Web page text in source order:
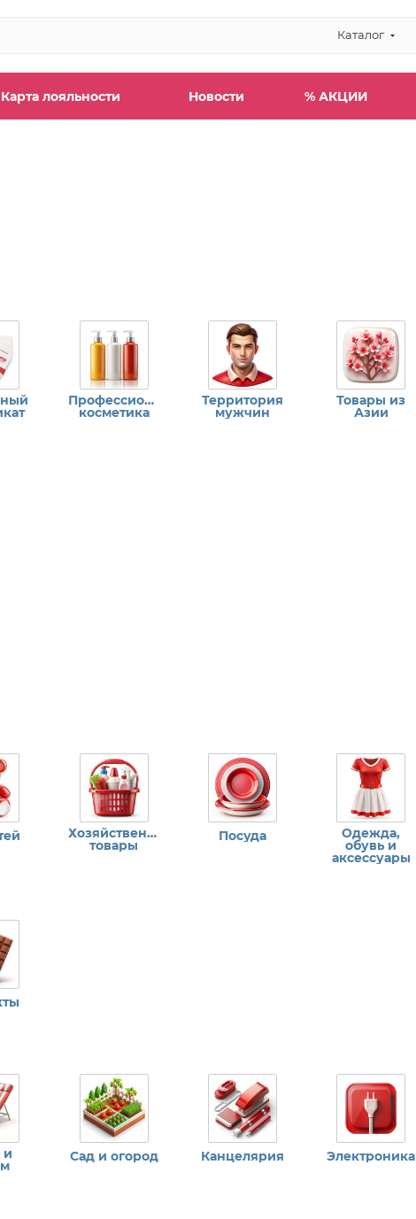
Каталог
Карта лояльности Новости % АКЦИИ
Профессиональная
косметика
Территория
мужчин
Товары из
Азии
Хозяйственные
товары
Посуда Одежда,
обувь и
аксессуары
и Сад и огород Канцелярия Электроника